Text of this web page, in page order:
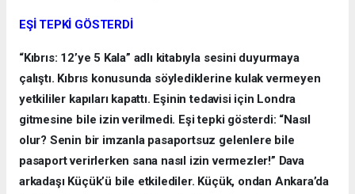
EŞİ TEPKİ GÖSTERDİ
“Kıbrıs: 12’ye 5 Kala” adlı kitabıyla sesini duyurmaya
çalıştı. Kıbrıs konusunda söylediklerine kulak vermeyen
yetkililer kapıları kapattı. Eşinin tedavisi için Londra
gitmesine bile izin verilmedi. Eşi tepki gösterdi: “Nasıl
olur? Senin bir imzanla pasaportsuz gelenlere bile
pasaport verirlerken sana nasıl izin vermezler!” Dava
arkadaşı Küçük’ü bile etkilediler. Küçük, ondan Ankara’da